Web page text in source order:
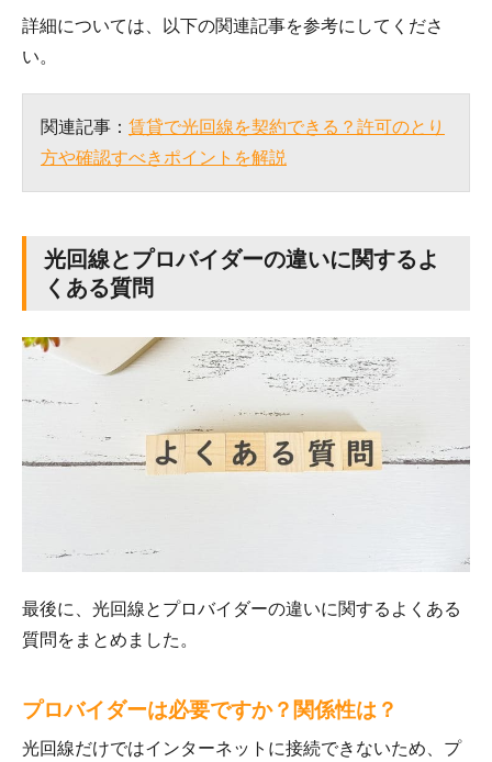
詳細については、以下の関連記事を参考にしてくださ
い。
関連記事： 賃貸で光回線を契約できる？許可のとり
方や確認すべきポイントを解説
光回線とプロバイダーの違いに関するよ
くある質問
最後に、光回線とプロバイダーの違いに関するよくある
質問をまとめました。
プロバイダーは必要ですか？関係性は？
光回線だけではインターネットに接続できないため、プ